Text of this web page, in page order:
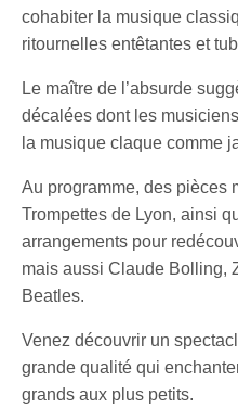
cohabiter la musique
ritournelles entêtantes et
Le maître de l’absurde
décalées dont les
la musique claque comme
Au programme, des pièces
Trompettes de Lyon, ainsi
arrangements pour
mais aussi Claude Bolling,
Beatles.
Venez découvrir un
grande qualité qui
grands aux plus petits.